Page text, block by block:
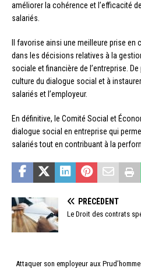
améliorer la cohérence et l’efficacité
salariés.
Il favorise ainsi une meilleure prise
dans les décisions relatives à la
sociale et financière de l’entreprise.
culture du dialogue social et à
salariés et l’employeur.
En définitive, le Comité Social et
dialogue social en entreprise qui
salariés tout en contribuant à la
PRÉCÉDENT
Le Droit des contrats
Attaquer son employeur aux